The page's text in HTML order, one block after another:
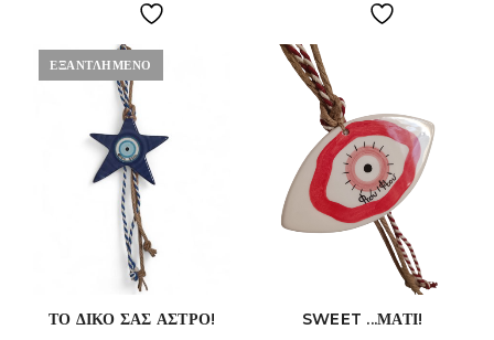
ΕΞΑΝΤΛΗΜΈΝΟ
ΤΟ ΔΙΚΟ ΣΑΣ ΑΣΤΡΟ! SWEET ...ΜΑΤΙ!